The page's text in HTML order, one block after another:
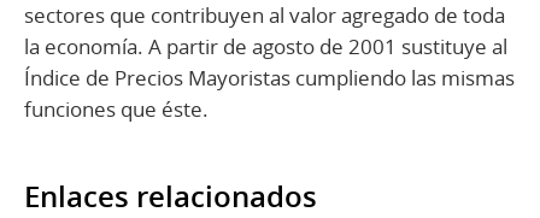
sectores que contribuyen al valor agregado de toda
la economía. A partir de agosto de 2001 sustituye al
Índice de Precios Mayoristas cumpliendo las mismas
funciones que éste.
Enlaces relacionados